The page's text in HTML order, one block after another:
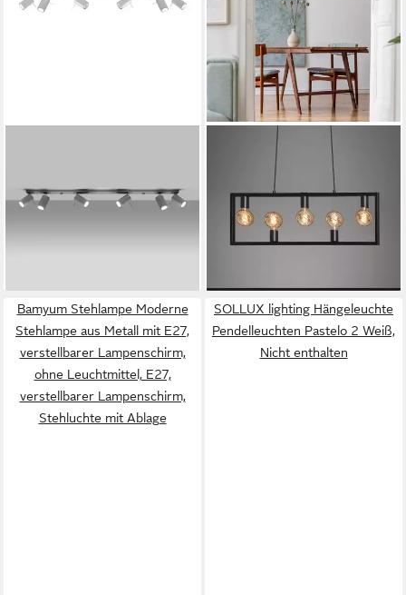
Ring 6L Grau, Nicht enthalten
138,00 €
BRILONER LEUCHTEN
Pendelleuchte Pendelleuchte
KOTAK, schwarz, E27,
hängend Metall, für und
37,09 €
UVP 99,95 €
Bamyum Stehlampe Moderne
Stehlampe aus Metall mit E27,
verstellbarer Lampenschirm,
ohne Leuchtmittel, E27,
verstellbarer Lampenschirm,
Stehluchte mit Ablage
SOLLUX lighting Hängeleuchte
Pendelleuchten Pastelo 2 Weiß,
Nicht enthalten